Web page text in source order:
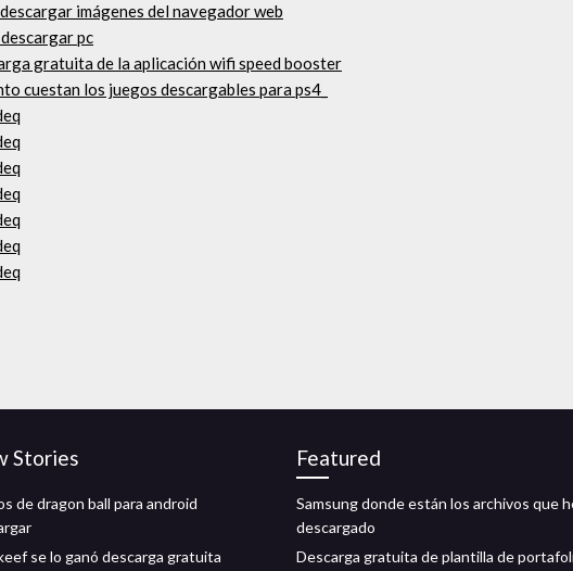
imágenes del navegador web
pc
gratuita de la aplicación wifi speed booster
cuestan los juegos descargables para ps4_
Stories
de dragon ball para android
se lo ganó descarga gratuita
Featured
Samsung donde están los archivos que
descargado
Descarga gratuita de plantilla de